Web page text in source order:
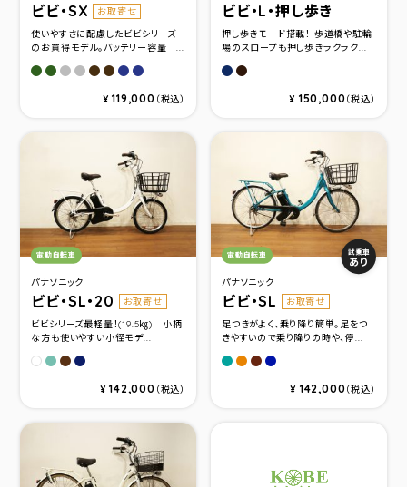
ビビ・SX お取寄せ
使いやすさに配慮したビビシリーズ
のお買得モデル。バッテリー容量 ...
マットモスグリーン(24インチ)
マットモスグリーン(26インチ)
シャイニーシルバー(24インチ)
シャイニーシルバー(26インチ)
チェスナットブラウン(24インチ)
チェスナットブラウン(26インチ)
ソリッドネイビー(24インチ)
ソリッドネイビー(26インチ)
¥119,000 （税込）
ビビ・L・押し歩き
押し歩きモード搭載！ 歩道橋や駐輪
場のスロープも押し歩きラクラク...
ディープブルーメタリック
パールココアブラウン
¥ 150,000（税込）
パナソニック
ビビ・SL・20 お取寄せ
カテゴリ：
電動自転車
ビビシリーズ最軽量！(19.5㎏) 小柄
な方も使いやすい小径モデ...
クリスタルホワイト
パールマニス
パールココアブラウン
ディープブルーメタリック
¥142,000 （税込）
パナソニック
ビビ・SL お取寄せ
カテゴリ：
電動自転車 試乗車
あり
足つきがよく、乗り降り簡単。足をつ
きやすいので乗り降りの時や、停...
パールピーコック
パールオレンジ
パールココアブラウン
ディープブルーメタリ
¥ 142,000（税込）